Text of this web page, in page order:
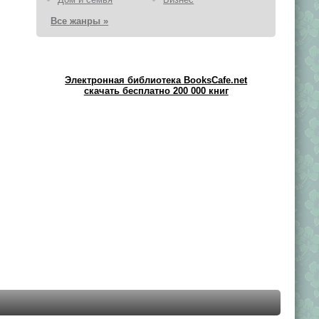
Все жанры »
Электронная библиотека BooksCafe.net
скачать бесплатно 200 000 книг